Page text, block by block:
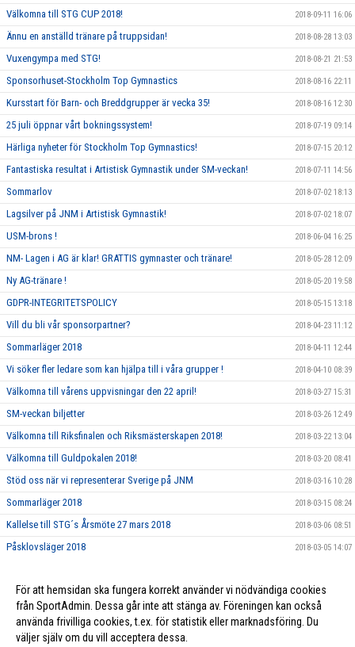
Välkomna till STG CUP 2018! 2018-09-11 16:06
Ännu en anställd tränare på truppsidan! 2018-08-28 13:03
Vuxengympa med STG! 2018-08-21 21:53
Sponsorhuset-Stockholm Top Gymnastics 2018-08-16 22:11
Kursstart för Barn- och Breddgrupper är vecka 35! 2018-08-16 12:30
25 juli öppnar vårt bokningssystem! 2018-07-19 09:14
Härliga nyheter för Stockholm Top Gymnastics! 2018-07-15 20:12
Fantastiska resultat i Artistisk Gymnastik under SM-veckan! 2018-07-11 14:56
Sommarlov 2018-07-02 18:13
Lagsilver på JNM i Artistisk Gymnastik! 2018-07-02 18:07
USM-brons ! 2018-06-04 16:25
NM- Lagen i AG är klar! GRATTIS gymnaster och tränare! 2018-05-28 12:09
Ny AG-tränare ! 2018-05-20 19:58
GDPR-INTEGRITETSPOLICY 2018-05-15 13:18
Vill du bli vår sponsorpartner? 2018-04-23 11:12
Sommarläger 2018 2018-04-11 12:44
Vi söker fler ledare som kan hjälpa till i våra grupper ! 2018-04-10 08:39
Välkomna till vårens uppvisningar den 22 april! 2018-03-27 15:31
SM-veckan biljetter 2018-03-26 12:49
Välkomna till Riksfinalen och Riksmästerskapen 2018! 2018-03-22 13:04
Välkomna till Guldpokalen 2018! 2018-03-20 08:41
Stöd oss när vi representerar Sverige på JNM 2018-03-16 10:28
Sommarläger 2018 2018-03-15 08:24
Kallelse till STG´s Årsmöte 27 mars 2018 2018-03-06 08:51
Påsklovsläger 2018 2018-03-05 14:07
Ungdomsledarstipendium 2018-02-21 10:05
För att hemsidan ska fungera korrekt använder vi nödvändiga cookies
från SportAdmin. Dessa går inte att stänga av. Föreningen kan också
använda frivilliga cookies, t.ex. för statistik eller marknadsföring. Du
väljer själv om du vill acceptera dessa.